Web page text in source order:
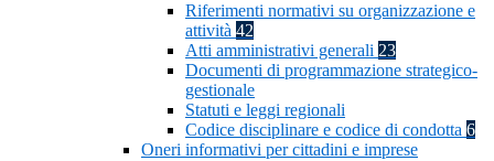
Riferimenti normativi su organizzazione e
attività 42
Atti amministrativi generali 23
Documenti di programmazione strategico-
gestionale
Statuti e leggi regionali
Codice disciplinare e codice di condotta 6
Oneri informativi per cittadini e imprese